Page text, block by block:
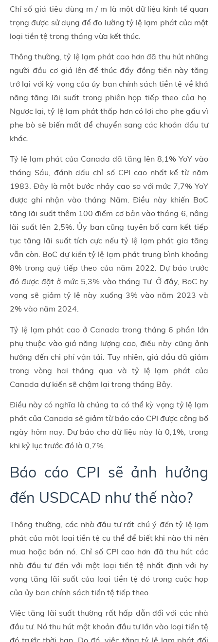
Chỉ số giá tiêu dùng m / m là một dữ liệu kinh tế quan
trọng được sử dụng để đo lường tỷ lệ lạm phát của một
loại tiền tệ trong tháng vừa kết thúc.
Thông thường, tỷ lệ lạm phát cao hơn đã thu hút những
người đầu cơ giá lên để thúc đẩy đồng tiền này tăng
trở lại với kỳ vọng của ủy ban chính sách tiền tệ về khả
năng tăng lãi suất trong phiên họp tiếp theo của họ.
Ngược lại, tỷ lệ lạm phát thấp hơn có lợi cho phe gấu vì
phe bò sẽ biến mất để chuyển sang các khoản đầu tư
khác.
Tỷ lệ lạm phát của Canada đã tăng lên 8,1% YoY vào
tháng Sáu, đánh dấu chỉ số CPI cao nhất kể từ năm
1983. Đây là một bước nhảy cao so với mức 7,7% YoY
được ghi nhận vào tháng Năm. Điều này khiến BoC
tăng lãi suất thêm 100 điểm cơ bản vào tháng 6, nâng
lãi suất lên 2,5%. Ủy ban cũng tuyên bố cam kết tiếp
tục tăng lãi suất tích cực nếu tỷ lệ lạm phát gia tăng
vẫn còn. BoC dự kiến tỷ lệ lạm phát trung bình khoảng
8% trong quý tiếp theo của năm 2022. Dự báo trước
đó được đặt ở mức 5,3% vào tháng Tư. Ở đây, BoC hy
vọng sẽ giảm tỷ lệ này xuống 3% vào năm 2023 và
2% vào năm 2024.
Tỷ lệ lạm phát cao ở Canada trong tháng 6 phần lớn
phụ thuộc vào giá năng lượng cao, điều này cũng ảnh
hưởng đến chi phí vận tải. Tuy nhiên, giá dầu đã giảm
trong vòng hai tháng qua và tỷ lệ lạm phát của
Canada dự kiến sẽ chậm lại trong tháng Bảy.
Điều này có nghĩa là chúng ta có thể kỳ vọng tỷ lệ lạm
phát của Canada sẽ giảm từ báo cáo CPI được công bố
ngày hôm nay. Dự báo cho dữ liệu này là 0,1%, trong
khi kỷ lục trước đó là 0,7%.
Báo cáo CPI sẽ ảnh hưởng
đến USDCAD như thế nào?
Thông thường, các nhà đầu tư rất chú ý đến tỷ lệ lạm
phát của một loại tiền tệ cụ thể để biết khi nào thì nên
mua hoặc bán nó. Chỉ số CPI cao hơn đã thu hút các
nhà đầu tư đến với một loại tiền tệ nhất định với hy
vọng tăng lãi suất của loại tiền tệ đó trong cuộc họp
của ủy ban chính sách tiền tệ tiếp theo.
Việc tăng lãi suất thường rất hấp dẫn đối với các nhà
đầu tư. Nó thu hút một khoản đầu tư lớn vào loại tiền tệ